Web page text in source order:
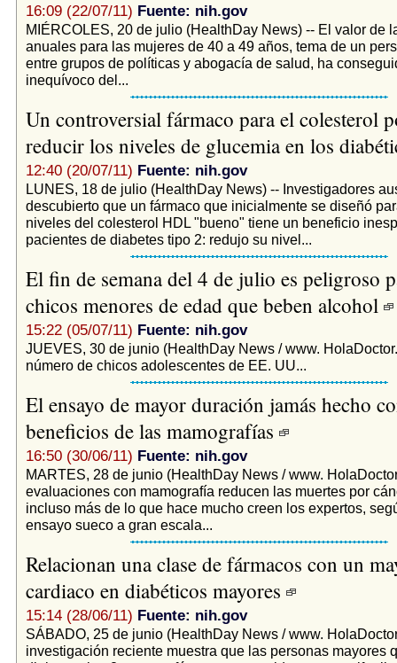
16:09 (22/07/11) Fuente: nih.gov
MIÉRCOLES, 20 de julio (HealthDay News) -- El valor de
anuales para las mujeres de 40 a 49 años, tema de un
entre grupos de políticas y abogacía de salud, ha
inequívoco del...
Un controversial fármaco para el colesterol
reducir los niveles de glucemia en los
12:40 (20/07/11) Fuente: nih.gov
LUNES, 18 de julio (HealthDay News) -- Investigadores
descubierto que un fármaco que inicialmente se diseñó
niveles del colesterol HDL "bueno" tiene un beneficio
pacientes de diabetes tipo 2: redujo su nivel...
El fin de semana del 4 de julio es peligroso
chicos menores de edad que beben alcohol
15:22 (05/07/11) Fuente: nih.gov
JUEVES, 30 de junio (HealthDay News / www.
número de chicos adolescentes de EE. UU...
El ensayo de mayor duración jamás hecho
beneficios de las mamografías
16:50 (30/06/11) Fuente: nih.gov
MARTES, 28 de junio (HealthDay News / www.
evaluaciones con mamografía reducen las muertes por
incluso más de lo que hace mucho creen los expertos,
ensayo sueco a gran escala...
Relacionan una clase de fármacos con un
cardiaco en diabéticos mayores
15:14 (28/06/11) Fuente: nih.gov
SÁBADO, 25 de junio (HealthDay News / www.
investigación reciente muestra que las personas mayores